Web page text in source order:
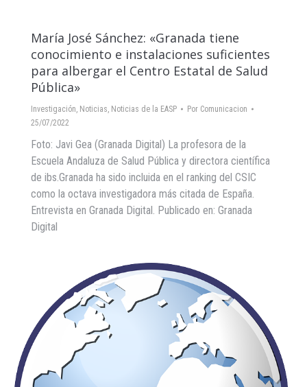
María José Sánchez: «Granada tiene
conocimiento e instalaciones suficientes
para albergar el Centro Estatal de Salud
Pública»
Investigación, Noticias, Noticias de la EASP Por Comunicacion
25/07/2022
Foto: Javi Gea (Granada Digital) La profesora de la
Escuela Andaluza de Salud Pública y directora científica
de ibs.Granada ha sido incluida en el ranking del CSIC
como la octava investigadora más citada de España.
Entrevista en Granada Digital. Publicado en: Granada
Digital